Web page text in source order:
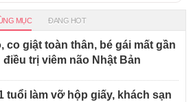
MỤC ĐANG HOT
co giật toàn thân, bé gái mất gần
điều trị viêm não Nhật Bản
tuổi làm vỡ hộp giấy, khách sạn